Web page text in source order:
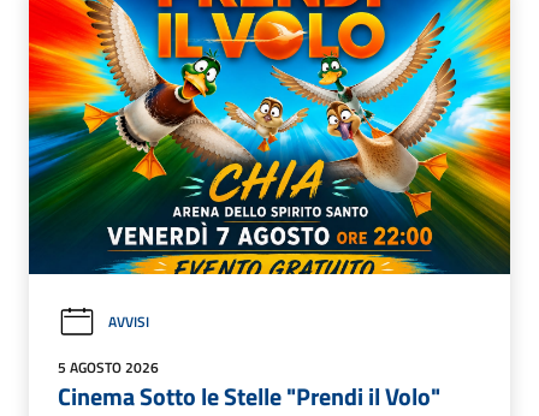
AVVISI
5 AGOSTO 2026
Cinema Sotto le Stelle "Prendi il Volo"